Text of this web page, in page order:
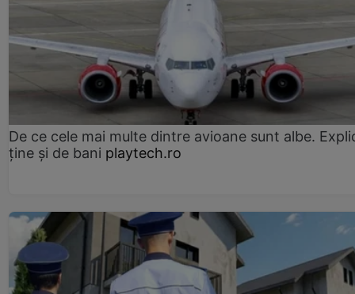
De ce cele mai multe dintre avioane sunt albe.
ține și de bani playtech.ro